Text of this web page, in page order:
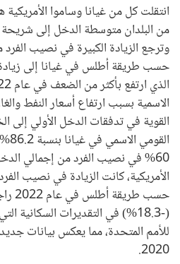
انتقلت كل من غيانا وساموا الأمريكية
من البلدان متوسطة الدخل إلى شريحة
وترجع الزيادة الكبيرة في نصيب
حسب طريقة أطلس في غيانا إلى
الاسمية بسبب ارتفاع أسعار النفط
القوية في تدفقات الدخل الأولي إلى
60% في نصيب الفرد من إجمالي
الأمريكية، كانت الزيادة في نصيب
(-18.3%) في التقديرات السكانية
للأمم المتحدة، مما يعكس بيانات
2020.